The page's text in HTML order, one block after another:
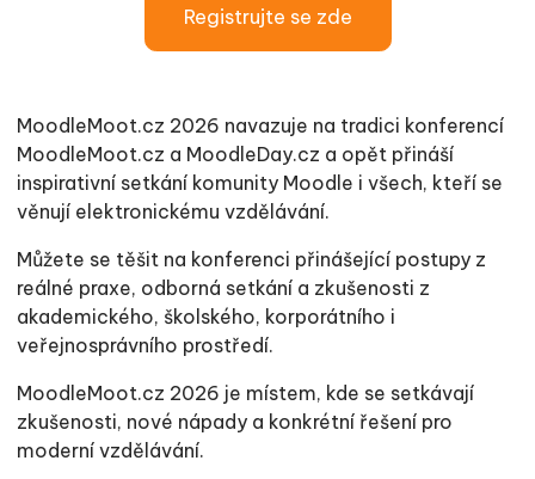
Registrujte se zde
MoodleMoot.cz 2026 navazuje na tradici konferencí
MoodleMoot.cz a MoodleDay.cz a opět přináší
inspirativní setkání komunity Moodle i všech, kteří se
věnují elektronickému vzdělávání.
Můžete se těšit na konferenci přinášející postupy z
reálné praxe, odborná setkání a zkušenosti z
akademického, školského, korporátního i
veřejnosprávního prostředí.
MoodleMoot.cz 2026 je místem, kde se setkávají
zkušenosti, nové nápady a konkrétní řešení pro
moderní vzdělávání.